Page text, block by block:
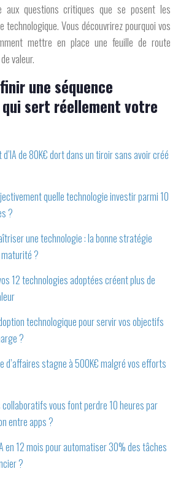
aux questions critiques que se posent les
Vous découvrirez pourquoi vos
mettre en place une feuille de route
valeur.
une séquence
sert réellement votre
de 80K€ dort dans un tiroir sans avoir créé
quelle technologie investir parmi 10
?
une technologie : la bonne stratégie
?
12 technologies adoptées créent plus de
technologique pour servir vos objectifs
?
d’affaires stagne à 500K€ malgré vos efforts
vous font perdre 10 heures par
entre apps ?
en 12 mois pour automatiser 30% des tâches
?